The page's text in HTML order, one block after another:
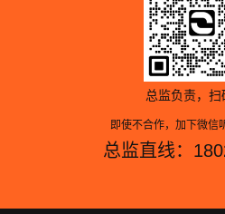
总监负责，扫
即使不合作，加下微信
总监直线：